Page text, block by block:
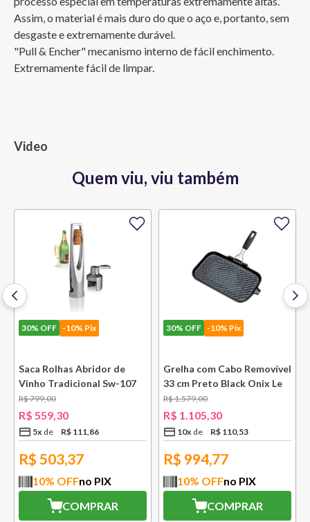
Assim, o material é mais duro do que o aço e, portanto, sem
desgaste e extremamente durável.
"Pull & Encher" mecanismo interno de fácil enchimento.
Extremamente fácil de limpar.
Video
Quem viu, viu também
30% OFF -10% Pix
Saca Rolhas Abridor de
Vinho Tradicional Sw-107
Ply Le Creuset
R$799,00
R$ 559,30
5x R$ 111,86
R$ 503,37
10% OFFno PIX
COMPRAR
30% OFF -10% Pix
Grelha com Cabo Removível
33 cm Preto Black Onix Le
Creuset
R$1.579,00
R$ 1.105,30
10x R$ 110,53
R$ 994,77
10% OFFno PIX
COMPRAR